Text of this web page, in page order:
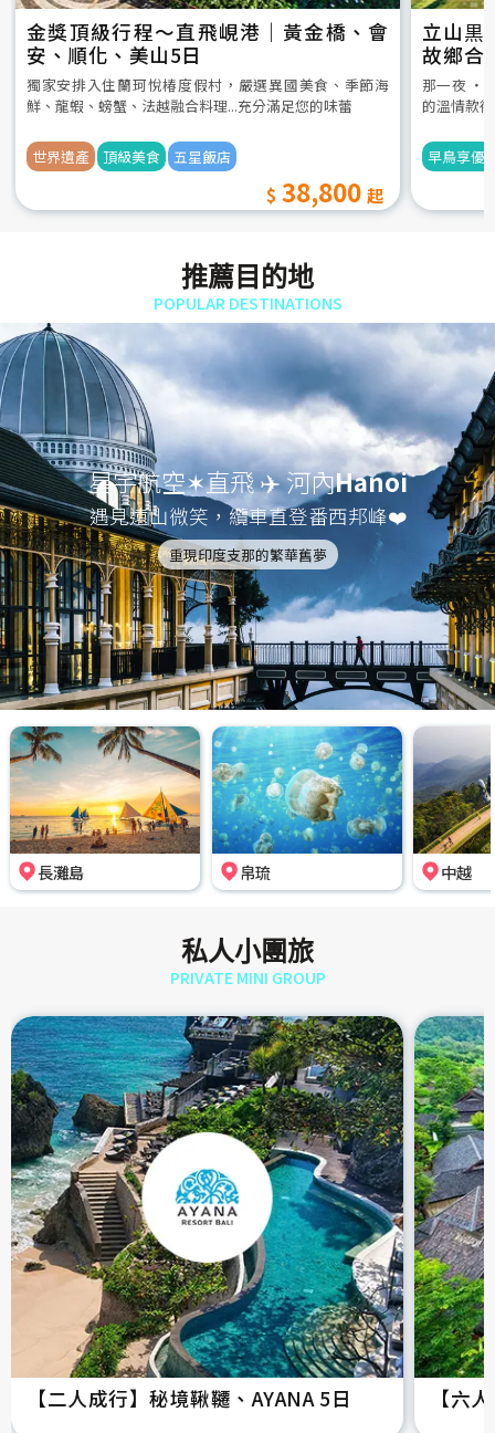
金獎頂級行程～直飛峴港｜黃金橋、會
安、順化、美山5日
獨家安排入住蘭珂悅椿度假村，嚴選異國美食、季節海
鮮、龍蝦、螃蟹、法越融合料理...充分滿足您的味蕾
世界遺產 頂級美食 五星飯店
38,800
立山黒
故鄉合
5日
那一夜 ‧
的溫情款
早鳥享優
推薦目的地
POPULAR DESTINATIONS
星宇航空✶直飛 ✈️ 河內Hanoi
遇見遠山微笑，纜車直登番西邦峰❤️
重現印度支那的繁華舊夢
長灘島 帛琉 中越
私人小團旅
PRIVATE MINI GROUP
【二人成行】秘境鞦韆、AYANA 5日 【六